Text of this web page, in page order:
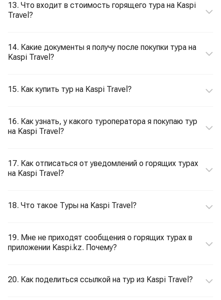
13. Что входит в стоимость горящего тура на Kaspi
Travel?
14. Какие документы я получу после покупки тура на
Kaspi Travel?
15. Как купить тур на Kaspi Travel?
16. Как узнать, у какого туроператора я покупаю тур
на Kaspi Travel?
17. Как отписаться от уведомлений о горящих турах
на Kaspi Travel?
18. Что такое Туры на Kaspi Travel?
19. Мне не приходят сообщения о горящих турах в
приложении Kaspi.kz. Почему?
20. Как поделиться ссылкой на тур из Kaspi Travel?